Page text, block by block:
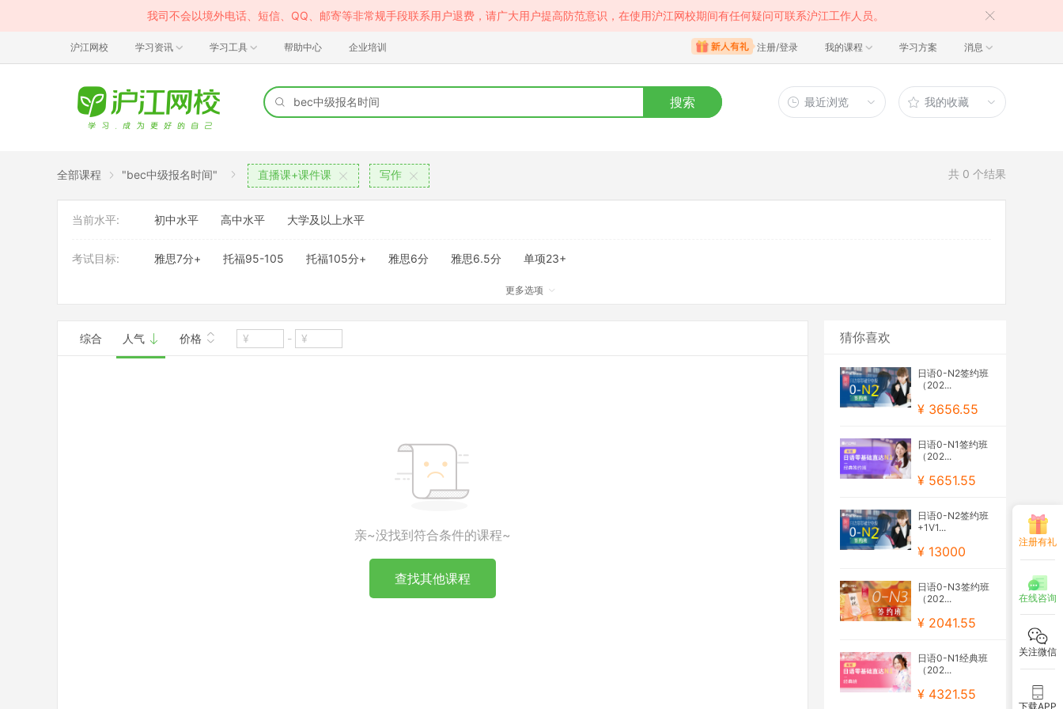
我司不会以境外电话、短信、QQ、邮寄等非常规手段联系用户退费，请广大用户提高防范意识，在使用沪江网校期间有任何疑问可联系沪江工作人员。
沪江网校 学习资讯 学习工具 帮助中心 企业培训 注册/登录 我的课程 学习方案 消息
搜索 最近浏览 我的收藏
全部课程 "bec中级报名时间" 直播课+课件课 写作 共 0 个结果
当前水平: 初中水平 高中水平 大学及以上水平
考试目标: 雅思7分+ 托福95-105 托福105分+ 雅思6分 雅思6.5分 单项23+
班型: 大班
更多选项
综合 人气 价格 -
亲~没找到符合条件的课程~
查找其他课程
猜你喜欢
日语0-N2签约班
（202...
¥ 3656.55
日语0-N1签约班
（202...
¥ 5651.55
日语0-N2签约班
+1V1...
¥ 13000
日语0-N3签约班
（202...
¥ 2041.55
日语0-N1经典班
（202...
¥ 4321.55
注册有礼
在线咨询
关注微信
下载APP